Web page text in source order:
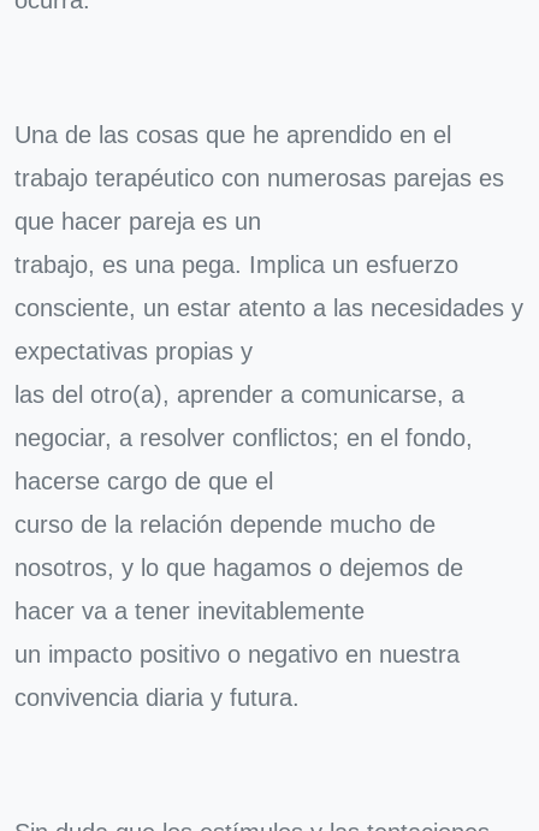
Una de las cosas que he aprendido en el
trabajo terapéutico con numerosas parejas es
que hacer pareja es un
trabajo, es una pega. Implica un esfuerzo
consciente, un estar atento a las necesidades y
expectativas propias y
las del otro(a), aprender a comunicarse, a
negociar, a resolver conflictos; en el fondo,
hacerse cargo de que el
curso de la relación depende mucho de
nosotros, y lo que hagamos o dejemos de
hacer va a tener inevitablemente
un impacto positivo o negativo en nuestra
convivencia diaria y futura.